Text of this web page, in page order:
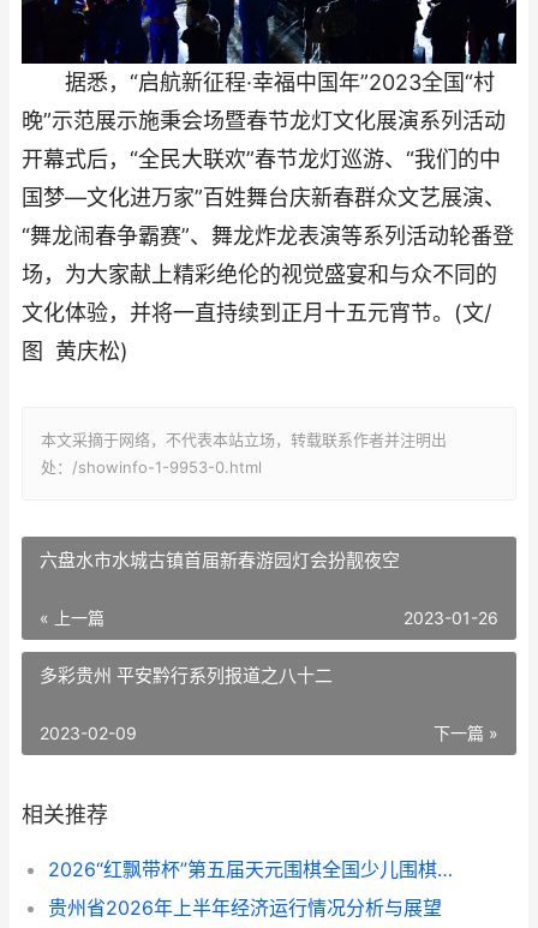
据悉，“启航新征程·幸福中国年”2023全国“村
晚”示范展示施秉会场暨春节龙灯文化展演系列活动
开幕式后，“全民大联欢”春节龙灯巡游、“我们的中
国梦—文化进万家”百姓舞台庆新春群众文艺展演、
“舞龙闹春争霸赛”、舞龙炸龙表演等系列活动轮番登
场，为大家献上精彩绝伦的视觉盛宴和与众不同的
文化体验，并将一直持续到正月十五元宵节。(文/
图 黄庆松)
本文采摘于网络，不代表本站立场，转载联系作者并注明出
处：/showinfo-1-9953-0.html
六盘水市水城古镇首届新春游园灯会扮靓夜空
« 上一篇 2023-01-26
多彩贵州 平安黔行系列报道之八十二
下一篇 »
2023-02-09
相关推荐
​​​​​​​2026“红飘带杯”第五届天元围棋全国少儿围棋公开赛在贵阳开幕
贵州省2026年上半年经济运行情况分析与展望